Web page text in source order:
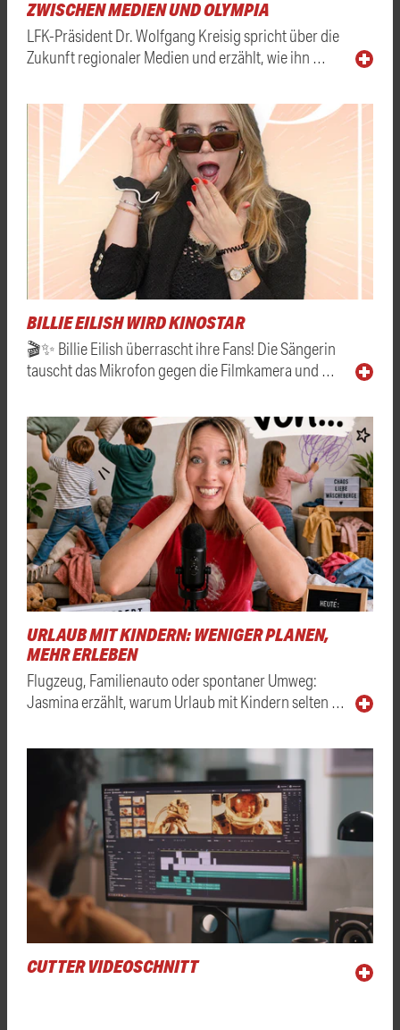
ZWISCHEN MEDIEN UND OLYMPIA
LFK-Präsident Dr. Wolfgang Kreisig spricht über die
Zukunft regionaler Medien und erzählt, wie ihn …
BILLIE EILISH WIRD KINOSTAR
🎬✨ Billie Eilish überrascht ihre Fans! Die Sängerin
tauscht das Mikrofon gegen die Filmkamera und …
URLAUB MIT KINDERN: WENIGER PLANEN,
MEHR ERLEBEN
Flugzeug, Familienauto oder spontaner Umweg:
Jasmina erzählt, warum Urlaub mit Kindern selten …
CUTTER VIDEOSCHNITT